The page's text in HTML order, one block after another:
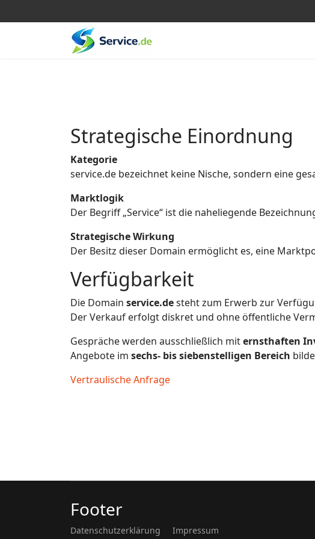
Strategische Einordnung
Kategorie
service.de bezeichnet keine Nische, sondern eine
Marktlogik
Der Begriff „Service“ ist die naheliegende
Strategische Wirkung
Der Besitz dieser Domain ermöglicht es, eine
Verfügbarkeit
Die Domain service.desteht zum Erwerb zur
Der Verkauf erfolgt diskret und ohne öffentliche
Gespräche werden ausschließlich miternsthaften
Angebote im sechs- bis siebenstelligen Bereich
Vertraulische Anfrage
Footer
Datenschutzerklärung
Impressum